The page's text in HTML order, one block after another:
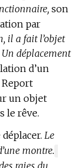
DE
DOMAINE
:
son
par
il a fait l’objet
Un déplacement
d’un
Report
un objet
le rêve.
Le
montre.